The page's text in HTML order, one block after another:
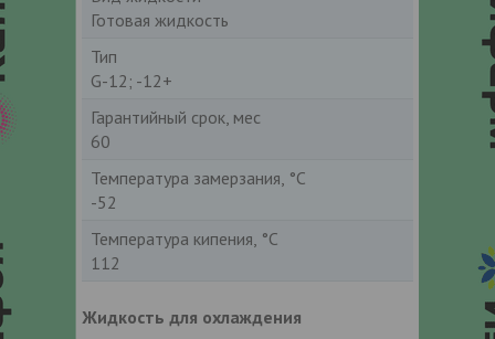
Готовая жидкость
Тип
G-12; -12+
Гарантийный срок, мес
60
Температура замерзания, °С
-52
Температура кипения, °С
112
Жидкость для охлаждения